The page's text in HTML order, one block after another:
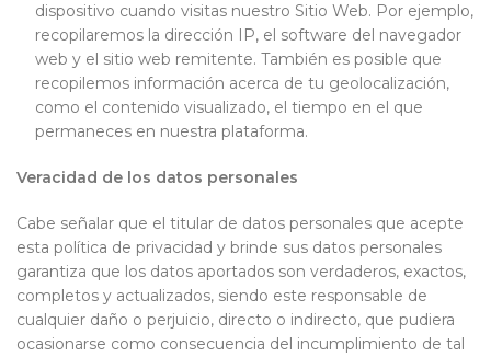
dispositivo cuando visitas nuestro Sitio Web. Por ejemplo,
recopilaremos la dirección IP, el software del navegador
web y el sitio web remitente. También es posible que
recopilemos información acerca de tu geolocalización,
como el contenido visualizado, el tiempo en el que
permaneces en nuestra plataforma.
Veracidad de los datos personales
Cabe señalar que el titular de datos personales que acepte
esta política de privacidad y brinde sus datos personales
garantiza que los datos aportados son verdaderos, exactos,
completos y actualizados, siendo este responsable de
cualquier daño o perjuicio, directo o indirecto, que pudiera
ocasionarse como consecuencia del incumplimiento de tal